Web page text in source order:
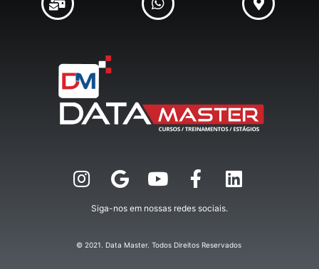
Siga-nos em nossas redes sociais.
© 2021. Data Master. Todos Direitos Reservados